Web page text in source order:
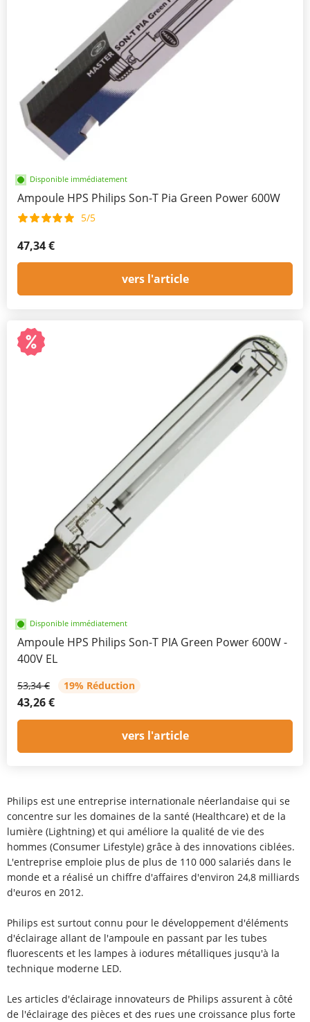
Disponible immédiatement
Ampoule HPS Philips Son-T Pia Green Power 600W
5/5
47,34 €
vers l'article
Disponible immédiatement
Ampoule HPS Philips Son-T PIA Green Power 600W -
400V EL
53,34 € 19% Réduction
43,26 €
vers l'article
Philips est une entreprise internationale néerlandaise qui se
concentre sur les domaines de la santé (Healthcare) et de la
lumière (Lightning) et qui améliore la qualité de vie des
hommes (Consumer Lifestyle) grâce à des innovations ciblées.
L'entreprise emploie plus de plus de 110 000 salariés dans le
monde et a réalisé un chiffre d'affaires d'environ 24,8 milliards
d'euros en 2012.
Philips est surtout connu pour le développement d'éléments
d'éclairage allant de l'ampoule en passant par les tubes
fluorescents et les lampes à iodures métalliques jusqu'à la
technique moderne LED.
Les articles d'éclairage innovateurs de Philips assurent à côté
de l'éclairage des pièces et des rues une croissance plus forte